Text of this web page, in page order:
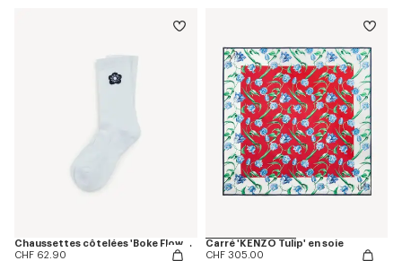
Chaussettes côtelées 'Boke Flower 2.0' en coton
CHF 62.90
Carré 'KENZO Tulip' en soie
CHF 305.00